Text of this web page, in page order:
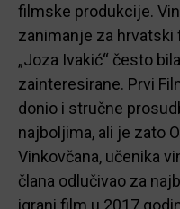
filmske produkcije.
zanimanje za hrvatski
„Joza Ivakić“ često
zainteresirane. Prvi
donio i stručne
najboljima, ali je zato
Vinkovčana, učenika
člana odlučivao za
igrani film u